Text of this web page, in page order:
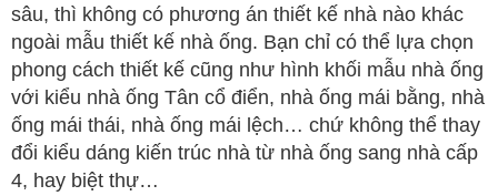
sâu, thì không có phương án thiết kế nhà nào khác
ngoài mẫu thiết kế nhà ống. Bạn chỉ có thể lựa chọn
phong cách thiết kế cũng như hình khối mẫu nhà ống
với kiểu nhà ống Tân cổ điển, nhà ống mái bằng, nhà
ống mái thái, nhà ống mái lệch… chứ không thể thay
đổi kiểu dáng kiến trúc nhà từ nhà ống sang nhà cấp
4, hay biệt thự…